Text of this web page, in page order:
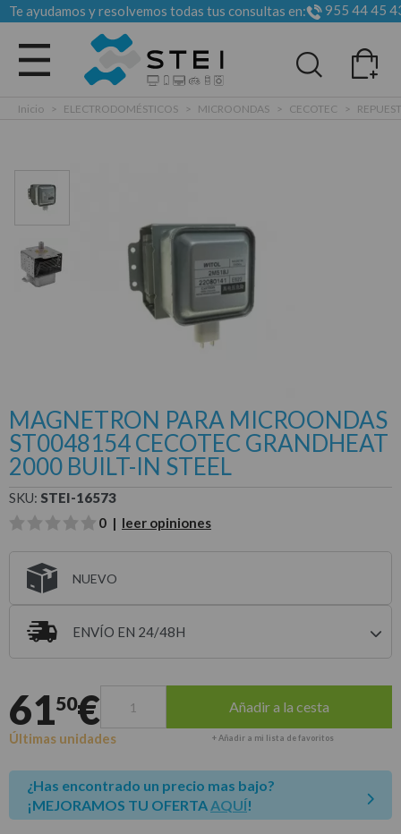
Te ayudamos y resolvemos todas tus consultas en: 955 44 45
Todas las categorias
Inicio > ELECTRODOMÉSTICOS > MICROONDAS > CECOTEC >
MAGNETRON PARA MICROONDAS
ST0048154 CECOTEC GRANDHEAT
2000 BUILT-IN STEEL
SKU: STEI-16573
0 | leer opiniones
NUEVO
ENVÍO EN 24/48H
6150€ Añadir a la cesta
Últimas unidades + Añadir a mi lista de favoritos
¿Has encontrado un precio mas bajo?
¡MEJORAMOS TU OFERTA AQUÍ!